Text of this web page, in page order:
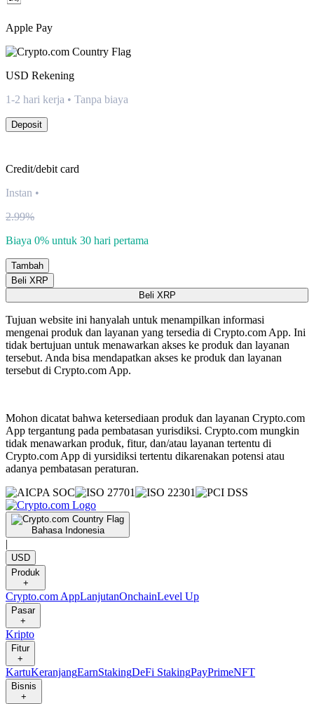
Apple Pay
USD Rekening
1-2 hari kerja • Tanpa biaya
Deposit
Credit/debit card
Instan •
2.99%
Biaya 0% untuk 30 hari pertama
Tambah
Beli XRP
Beli XRP
Tujuan website ini hanyalah untuk menampilkan informasi
mengenai produk dan layanan yang tersedia di Crypto.com App. Ini
tidak bertujuan untuk menawarkan akses ke produk dan layanan
tersebut. Anda bisa mendapatkan akses ke produk dan layanan
tersebut di Crypto.com App.
Mohon dicatat bahwa ketersediaan produk dan layanan Crypto.com
App tergantung pada pembatasan yurisdiksi. Crypto.com mungkin
tidak menawarkan produk, fitur, dan/atau layanan tertentu di
Crypto.com App di yursidiksi tertentu dikarenakan potensi atau
adanya pembatasan peraturan.
Bahasa Indonesia
|
USD
Produk
+
Crypto.com AppLanjutanOnchainLevel Up
Pasar
+
Kripto
Fitur
+
KartuKeranjangEarnStakingDeFi StakingPayPrimeNFT
Bisnis
+